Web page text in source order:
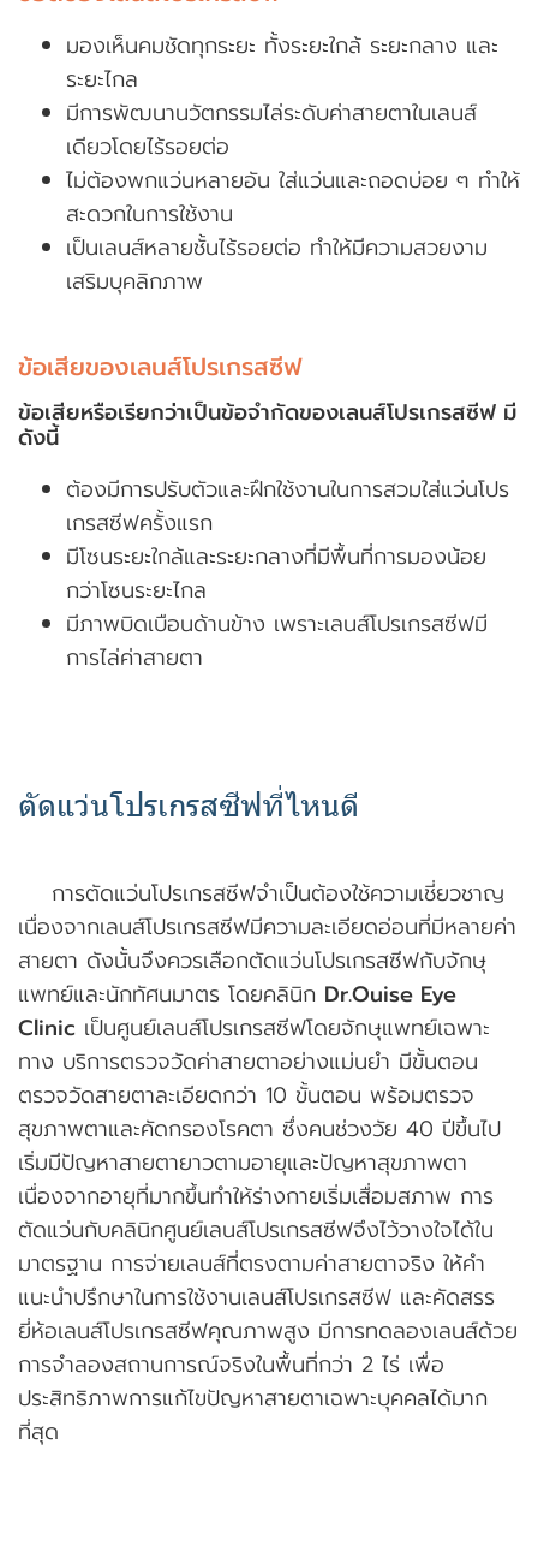
มองเห็นคมชัดทุกระยะ ทั้งระยะใกล้ ระยะกลาง และ
ระยะไกล
มีการพัฒนานวัตกรรมไล่ระดับค่าสายตาในเลนส์
เดียวโดยไร้รอยต่อ
ไม่ต้องพกแว่นหลายอัน ใส่แว่นและถอดบ่อย ๆ ทำให้
สะดวกในการใช้งาน
เป็นเลนส์หลายชั้นไร้รอยต่อ ทำให้มีความสวยงาม
เสริมบุคลิกภาพ
ข้อเสียของเลนส์โปรเกรสซีฟ
ข้อเสียหรือเรียกว่าเป็นข้อจำกัดของเลนส์โปรเกรสซีฟ มี
ดังนี้
ต้องมีการปรับตัวและฝึกใช้งานในการสวมใส่แว่นโปร
เกรสซีฟครั้งแรก
มีโซนระยะใกล้และระยะกลางที่มีพื้นที่การมองน้อย
กว่าโซนระยะไกล
มีภาพบิดเบือนด้านข้าง เพราะเลนส์โปรเกรสซีฟมี
การไล่ค่าสายตา
ตัดแว่นโปรเกรสซีฟที่ไหนดี
การตัดแว่นโปรเกรสซีฟจำเป็นต้องใช้ความเชี่ยวชาญ
เนื่องจากเลนส์โปรเกรสซีฟมีความละเอียดอ่อนที่มีหลายค่า
สายตา ดังนั้นจึงควรเลือกตัดแว่นโปรเกรสซีฟกับจักษุ
แพทย์และนักทัศนมาตร โดยคลินิก Dr.Ouise Eye
Clinic เป็นศูนย์เลนส์โปรเกรสซีฟโดยจักษุแพทย์เฉพาะ
ทาง บริการตรวจวัดค่าสายตาอย่างแม่นยำ มีขั้นตอน
ตรวจวัดสายตาละเอียดกว่า 10 ขั้นตอน พร้อมตรวจ
สุขภาพตาและคัดกรองโรคตา ซึ่งคนช่วงวัย 40 ปีขึ้นไป
เริ่มมีปัญหาสายตายาวตามอายุและปัญหาสุขภาพตา
เนื่องจากอายุที่มากขึ้นทำให้ร่างกายเริ่มเสื่อมสภาพ การ
ตัดแว่นกับคลินิกศูนย์เลนส์โปรเกรสซีฟจึงไว้วางใจได้ใน
มาตรฐาน การจ่ายเลนส์ที่ตรงตามค่าสายตาจริง ให้คำ
แนะนำปรึกษาในการใช้งานเลนส์โปรเกรสซีฟ และคัดสรร
ยี่ห้อเลนส์โปรเกรสซีฟคุณภาพสูง มีการทดลองเลนส์ด้วย
การจำลองสถานการณ์จริงในพื้นที่กว่า 2 ไร่ เพื่อ
ประสิทธิภาพการแก้ไขปัญหาสายตาเฉพาะบุคคลได้มาก
ที่สุด